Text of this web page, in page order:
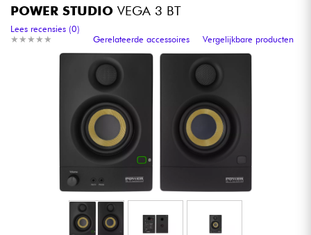
Versterker & Effecten
Toetsenbord & Piano
Synths & samplers
Home-studio
Hoofdtelefoon
Microfoon
POWER STUDIO VEGA 3 BT
★ ★ ★ ★ ★
★ ★ ★ ★ ★
Lees recensies (0)
Gerelateerde accessoires
Vergelijkbare producten